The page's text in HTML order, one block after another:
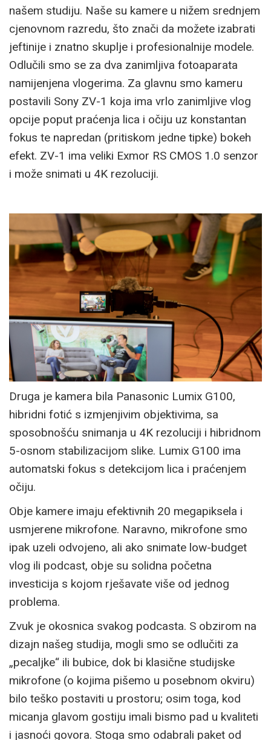
našem studiju. Naše su kamere u nižem srednjem
cjenovnom razredu, što znači da možete izabrati
jeftinije i znatno skuplje i profesionalnije modele.
Odlučili smo se za dva zanimljiva fotoaparata
namijenjena vlogerima. Za glavnu smo kameru
postavili Sony ZV-1 koja ima vrlo zanimljive vlog
opcije poput praćenja lica i očiju uz konstantan
fokus te napredan (pritiskom jedne tipke) bokeh
efekt. ZV-1 ima veliki Exmor RS CMOS 1.0 senzor
i može snimati u 4K rezoluciji.
Druga je kamera bila Panasonic Lumix G100,
hibridni fotić s izmjenjivim objektivima, sa
sposobnošću snimanja u 4K rezoluciji i hibridnom
5-osnom stabilizacijom slike. Lumix G100 ima
automatski fokus s detekcijom lica i praćenjem
očiju.
Obje kamere imaju efektivnih 20 megapiksela i
usmjerene mikrofone. Naravno, mikrofone smo
ipak uzeli odvojeno, ali ako snimate low-budget
vlog ili podcast, obje su solidna početna
investicija s kojom rješavate više od jednog
problema.
Zvuk je okosnica svakog podcasta. S obzirom na
dizajn našeg studija, mogli smo se odlučiti za
„pecaljke“ ili bubice, dok bi klasične studijske
mikrofone (o kojima pišemo u posebnom okviru)
bilo teško postaviti u prostoru; osim toga, kod
micanja glavom gostiju imali bismo pad u kvaliteti
i jasnoći govora. Stoga smo odabrali paket od